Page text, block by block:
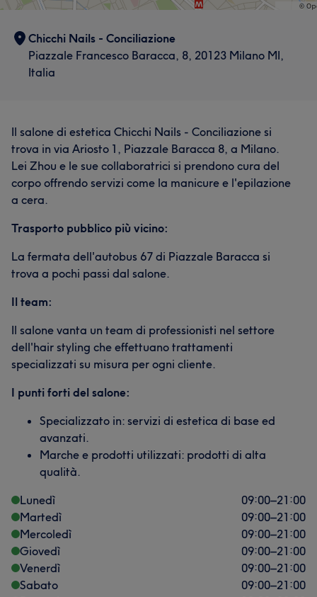
Chicchi Nails - Conciliazione
Piazzale Francesco Baracca, 8, 20123 Milano MI,
Italia
Il salone di estetica Chicchi Nails - Conciliazione si
trova in via Ariosto 1, Piazzale Baracca 8, a Milano.
Lei Zhou e le sue collaboratrici si prendono cura del
corpo offrendo servizi come la manicure e l'epilazione
a cera.
Trasporto pubblico più vicino:
La fermata dell'autobus 67 di Piazzale Baracca si
trova a pochi passi dal salone.
Il team:
Il salone vanta un team di professionisti nel settore
dell'hair styling che effettuano trattamenti
specializzati su misura per ogni cliente.
I punti forti del salone:
Specializzato in: servizi di estetica di base ed
avanzati.
Marche e prodotti utilizzati: prodotti di alta
qualità.
Lunedì
09:00–21:00
Martedì
09:00–21:00
Mercoledì
09:00–21:00
Giovedì
09:00–21:00
Venerdì
09:00–21:00
Sabato
09:00–21:00